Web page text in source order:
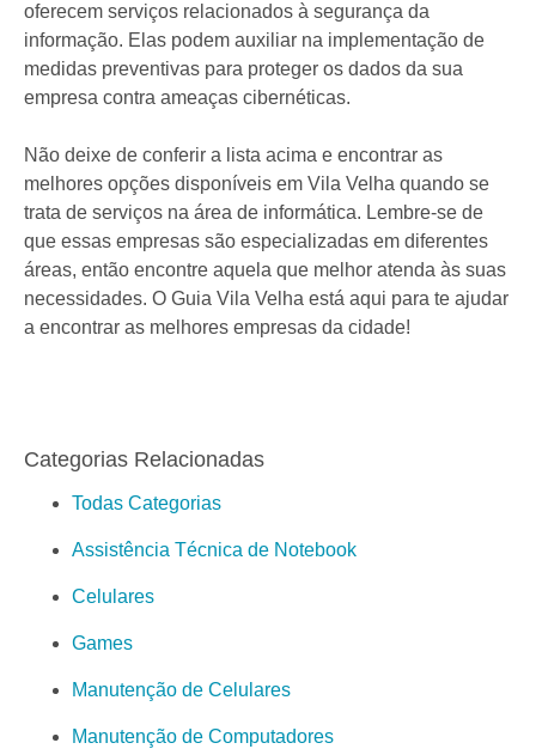
oferecem serviços relacionados à segurança da
informação. Elas podem auxiliar na implementação de
medidas preventivas para proteger os dados da sua
empresa contra ameaças cibernéticas.
Não deixe de conferir a lista acima e encontrar as
melhores opções disponíveis em Vila Velha quando se
trata de serviços na área de informática. Lembre-se de
que essas empresas são especializadas em diferentes
áreas, então encontre aquela que melhor atenda às suas
necessidades. O Guia Vila Velha está aqui para te ajudar
a encontrar as melhores empresas da cidade!
Categorias Relacionadas
Todas Categorias
Assistência Técnica de Notebook
Celulares
Games
Manutenção de Celulares
Manutenção de Computadores